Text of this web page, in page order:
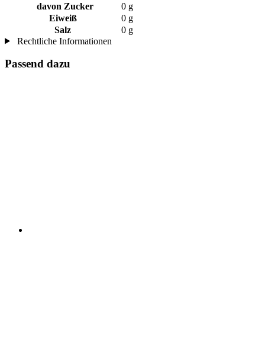
davon Zucker
0 g
Eiweiß
0 g
Salz
0 g
Rechtliche Informationen
Passend dazu